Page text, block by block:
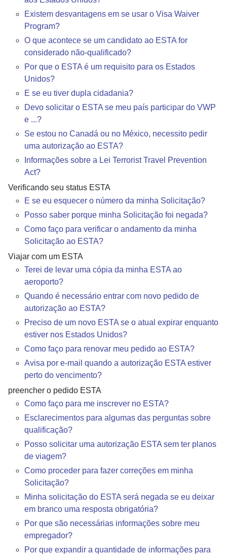
Existem desvantagens em se usar o Visa Waiver
Program?
O que acontece se um candidato ao ESTA for
considerado não-qualificado?
Por que o ESTA é um requisito para os Estados
Unidos?
E se eu tiver dupla cidadania?
Devo solicitar o ESTA se meu país participar do VWP
e ...?
Se estou no Canadá ou no México, necessito pedir
uma autorização ao ESTA?
Informações sobre a Lei Terrorist Travel Prevention
Act?
Verificando seu status ESTA
E se eu esquecer o número da minha Solicitação?
Posso saber porque minha Solicitação foi negada?
Como faço para verificar o andamento da minha
Solicitação ao ESTA?
Viajar com um ESTA
Terei de levar uma cópia da minha ESTA ao
aeroporto?
Quando é necessário entrar com novo pedido de
autorização ao ESTA?
Preciso de um novo ESTA se o atual expirar enquanto
estiver nos Estados Unidos?
Como faço para renovar meu pedido ao ESTA?
Avisa por e-mail quando a autorização ESTA estiver
perto do vencimento?
preencher o pedido ESTA
Como faço para me inscrever no ESTA?
Esclarecimentos para algumas das perguntas sobre
qualificação?
Posso solicitar uma autorização ESTA sem ter planos
de viagem?
Como proceder para fazer correções em minha
Solicitação?
Minha solicitação do ESTA será negada se eu deixar
em branco uma resposta obrigatória?
Por que são necessárias informações sobre meu
empregador?
Por que expandir a quantidade de informações para